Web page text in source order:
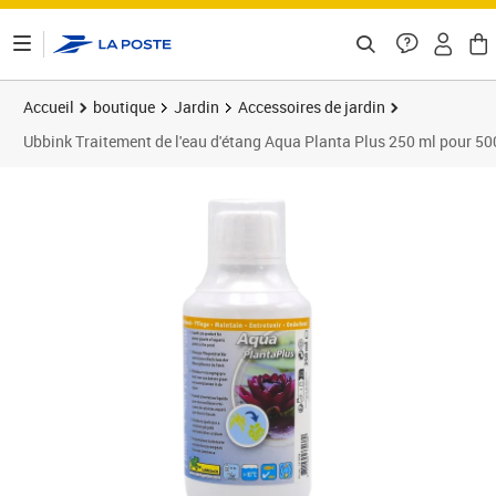
Accueil boutique Jardin
Accessoires de jardin
Ubbink Traitement de l'eau d'étang Aqua Planta Plus 250 ml pour